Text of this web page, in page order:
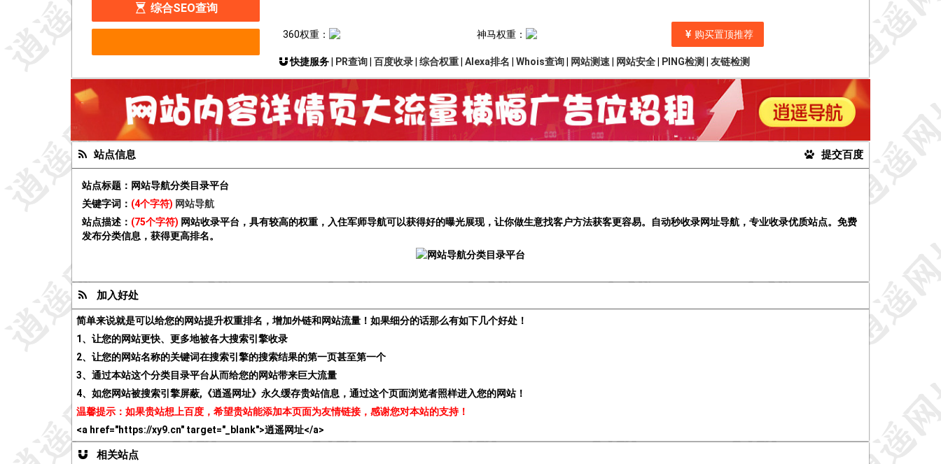
360权重： 神马权重： 购买置顶推荐
快捷服务 | PR查询| 百度收录| 综合权重| Alexa排名 Whois查询| 网站测速| 网站安全| PING检测 友链检测
综合SEO查询
站点信息 提交百度
站点标题： 网站导航分类目录平台
关键字词： (4个字符) 网站导航
站点描述： (75个字符) 网站收录平台，具有较高的权重，入住军师导航可以获得好的曝光展现，让你做生意找客户方法获客更容易。自动秒收录网址导航，专业收录优质站点。免费
发布分类信息，获得更高排名。
加入好处
简单来说就是可以给您的网站提升权重排名，增加外链和网站流量！如果细分的话那么有如下几个好处！
1、让您的网站更快、更多地被各大搜索引擎收录
2、让您的网站名称的关键词在搜索引擎的搜索结果的第一页甚至第一个
3、通过本站这个分类目录平台从而给您的网站带来巨大流量
4、如您网站被搜索引擎屏蔽,《逍遥网址》永久缓存贵站信息，通过这个页面浏览者照样进入您的网站！
温馨提示：如果贵站想上百度，希望贵站能添加本页面为友情链接，感谢您对本站的支持！
<a href="https://xy9.cn" target="_blank">逍遥网址</a>
相关站点